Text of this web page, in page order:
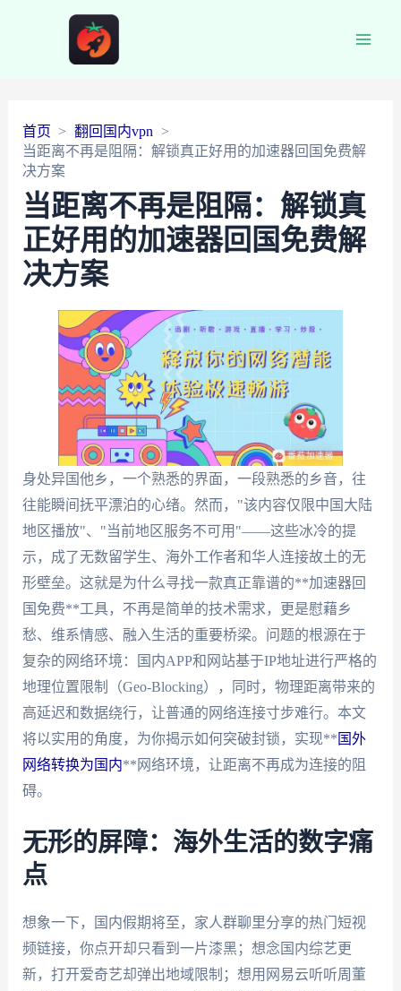
首页
翻回国内vpn
当距离不再是阻隔：解锁真正好用的加速器回国免费解
决方案
当距离不再是阻隔：解锁真
正好用的加速器回国免费解
决方案
身处异国他乡，一个熟悉的界面，一段熟悉的乡音，往
往能瞬间抚平漂泊的心绪。然而，"该内容仅限中国大陆
地区播放"、"当前地区服务不可用"——这些冰冷的提
示，成了无数留学生、海外工作者和华人连接故土的无
形壁垒。这就是为什么寻找一款真正靠谱的**加速器回
国免费**工具，不再是简单的技术需求，更是慰藉乡
愁、维系情感、融入生活的重要桥梁。问题的根源在于
复杂的网络环境：国内APP和网站基于IP地址进行严格的
地理位置限制（Geo-Blocking），同时，物理距离带来的
高延迟和数据绕行，让普通的网络连接寸步难行。本文
将以实用的角度，为你揭示如何突破封锁，实现** 国外
网络转换为国内**网络环境，让距离不再成为连接的阻
碍。
无形的屏障：海外生活的数字痛
点
想象一下，国内假期将至，家人群聊里分享的热门短视
频链接，你点开却只看到一片漆黑；想念国内综艺更
新，打开爱奇艺却弹出地域限制；想用网易云听听周董